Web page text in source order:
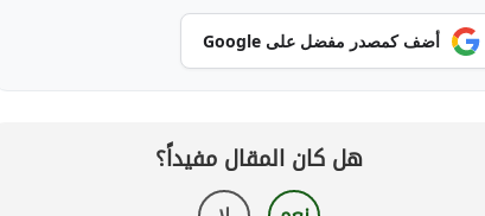
أضف كمصدر مفضل على Google
هل كان المقال مفيداً؟